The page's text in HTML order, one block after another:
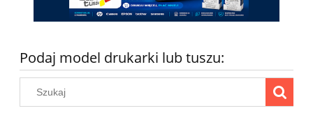
Podaj model drukarki lub tuszu: